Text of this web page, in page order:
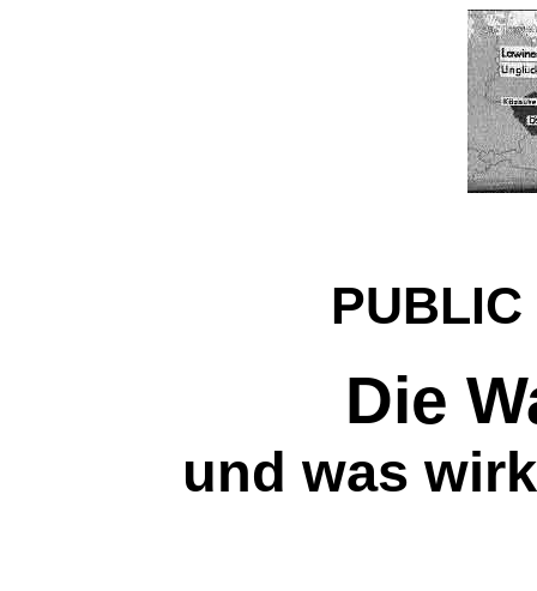
PUBLIC
Die
und was